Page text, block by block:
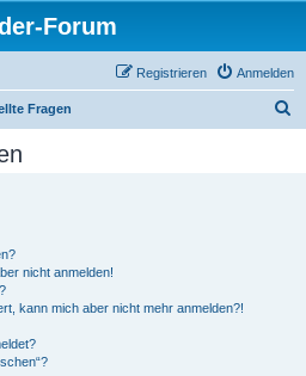
Forum
Anmelden
Registrieren
Fragen
nicht anmelden!
kann mich aber nicht mehr anmelden?!